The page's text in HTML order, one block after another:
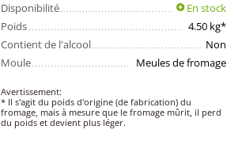
Disponibilité
En stock
Poids
4.50 kg*
Contient de l'alcool
Non
Moule
Meules de fromage
Avertissement:
* Il s'agit du poids d'origine (de fabrication) du
fromage, mais à mesure que le fromage mûrit, il perd
du poids et devient plus léger.